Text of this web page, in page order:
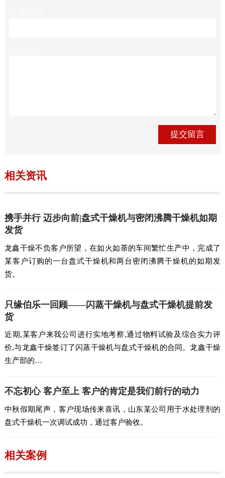
相关资讯
携手并行 迈步向前|盘式干燥机与密闭沸腾干燥机如期
发货
龙鑫干燥不负客户所望，在如火如荼的车间繁忙生产中，完成了
某客户订购的一台盘式干燥机和两台密闭沸腾干燥机的如期发
货。
只缘伯乐一回顾——闪蒸干燥机与盘式干燥机提前发
货
近期,某客户来我公司进行实地考察,通过物料试验及综合实力评
价,与龙鑫干燥签订了闪蒸干燥机与盘式干燥机的合同。龙鑫干燥
生产部的…
不忘初心 客户至上 客户的肯定是我们前行的动力
中秋假期尾声，客户现场传来喜讯，山东某公司用于水处理剂的
盘式干燥机一次调试成功，通过客户验收。
相关案例